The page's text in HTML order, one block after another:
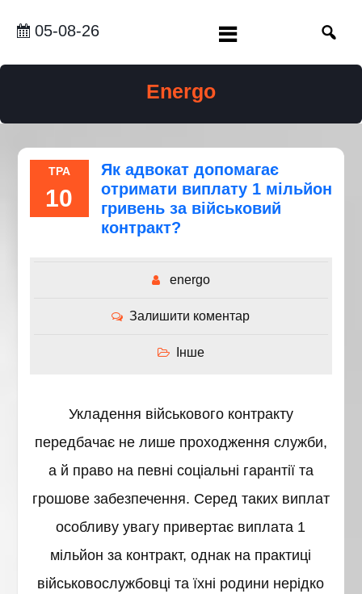
05-08-26
Energo
ТРА
10
Як адвокат допомагає
отримати виплату 1 мільйон
гривень за військовий
контракт?
energo
Залишити коментар
Інше
Укладення військового контракту
передбачає не лише проходження служби,
а й право на певні соціальні гарантії та
грошове забезпечення. Серед таких виплат
особливу увагу привертає виплата 1
мільйон за контракт, однак на практиці
військовослужбовці та їхні родини нерідко